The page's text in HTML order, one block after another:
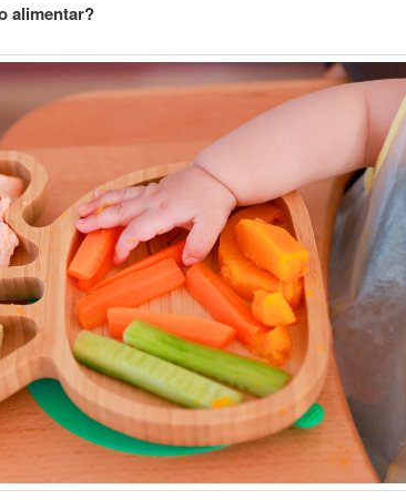
alimentar?